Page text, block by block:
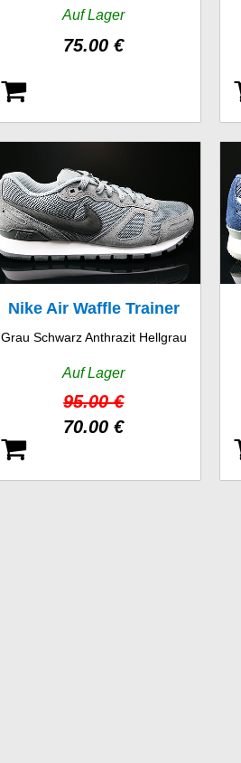
Auf Lager
75.00 €
Nike Air Waffle Trainer
Grau Schwarz Anthrazit Hellgrau
Auf Lager
95.00 €
70.00 €